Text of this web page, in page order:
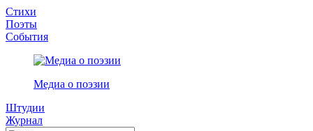
Стихи
Поэты
События
Медиа о поэзии
Штудии
Журнал